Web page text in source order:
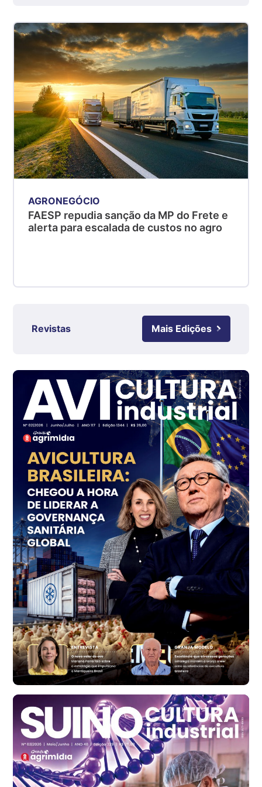
Suíno - Estadual
R$ 5,08
kg
Suíno - Estadual
MG
R$ 5,07
kg
Suíno - Estadual
PR
Suíno - Estadual
SC
RS
Ovo Branco - Regional
Branco
R$ 144,99
cx
Ovo Vermelho - Regional
Grande São Paulo (SP)
R$ 153,38
cx
Ovo Vermelho - Regional
Vermelho
R$ 156,33
cx
Ovo Branco - Regional
Bastos (SP)
R$ 134,40
cx
Ovo Vermelho - Regional
Bastos (SP)
R$ 146,71
cx
Frango - Indicador
SP
R$ 7,13
kg
Frango - Indicador
SP
AGRONEGÓCIO
FAESP repudia sanção da MP do Frete e
alerta para escalada de custos no agro
Revistas Mais Edições